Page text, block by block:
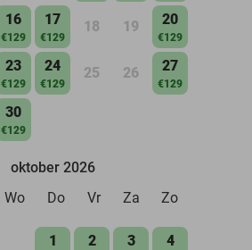
16
€129
17
€129
18 19 20
€129
23
€129
24
€129
25 26 27
€129
30
€129
oktober 2026
Wo Do Vr Za Zo
1 2 3 4